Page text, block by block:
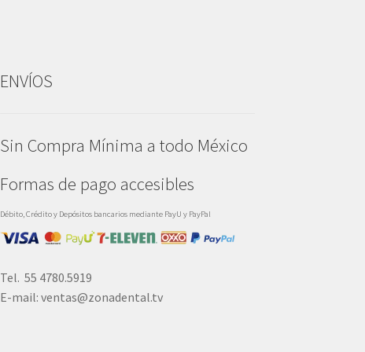
ENVÍOS
Sin Compra Mínima a todo México
Formas de pago accesibles
Débito, Crédito y Depósitos bancarios mediante PayU y PayPal
Tel. 55 4780.5919
E-mail: ventas@zonadental.tv